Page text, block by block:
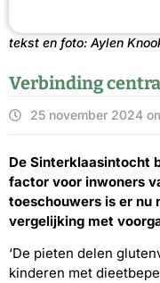
tekst en foto: Aylen
Verbinding
25 november 2024
De Sinterklaasintocht
factor voor inwoners
toeschouwers is er nu
vergelijking met
‘De pieten delen
kinderen met